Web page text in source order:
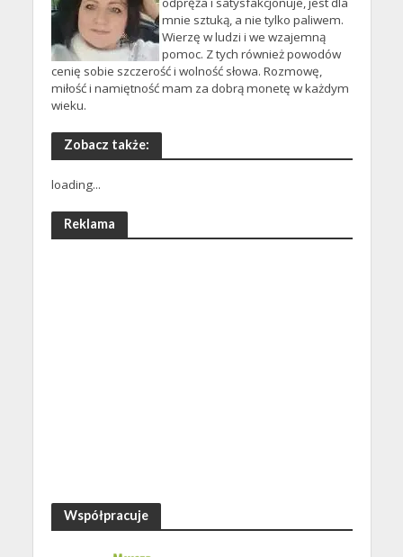
mnie sztuką, a nie tylko paliwem.
Wierzę w ludzi i we wzajemną
pomoc. Z tych również powodów
cenię sobie szczerość i wolność słowa. Rozmowę,
miłość i namiętność mam za dobrą monetę w każdym
wieku.
Zobacz także:
loading...
Reklama
Współpracuje